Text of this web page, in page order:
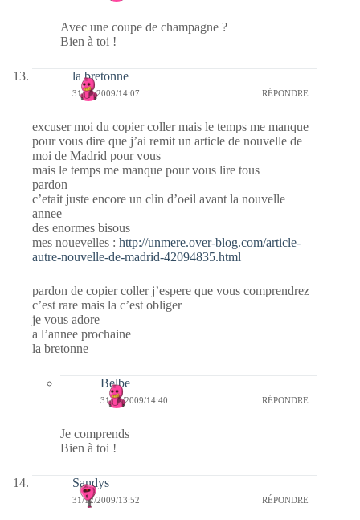
Avec une coupe de champagne ?
Bien à toi !
la bretonne
31/12/2009/14:07 RÉPONDRE
excuser moi du copier coller mais le temps me manque
pour vous dire que j’ai remit un article de nouvelle de
moi de Madrid pour vous
mais le temps me manque pour vous lire tous
pardon
c’etait juste encore un clin d’oeil avant la nouvelle
annee
des enormes bisous
mes nouevelles : http://unmere.over-blog.com/article-
autre-nouvelle-de-madrid-42094835.html
pardon de copier coller j’espere que vous comprendrez
c’est rare mais la c’est obliger
je vous adore
a l’annee prochaine
la bretonne
Belbe
31/12/2009/14:40 RÉPONDRE
Je comprends
Bien à toi !
Sandys
31/12/2009/13:52 RÉPONDRE